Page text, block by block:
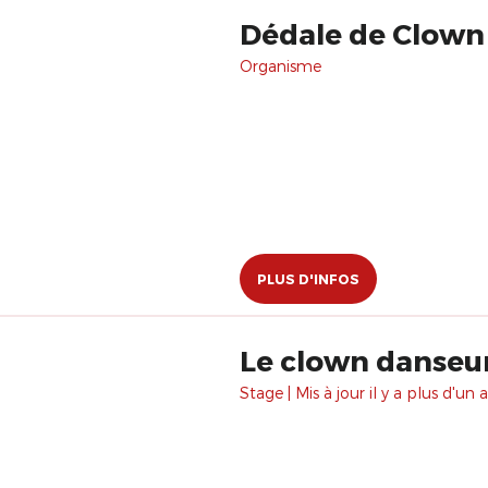
Dédale de Clown
Organisme
PLUS D'INFOS
Le clown
Stage | Mis à jour il y a plus d'un